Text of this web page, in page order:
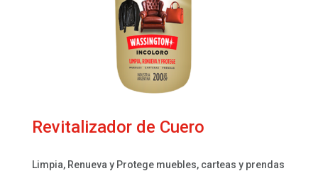
Revitalizador de Cuero
Limpia, Renueva y Protege muebles, carteas y prendas